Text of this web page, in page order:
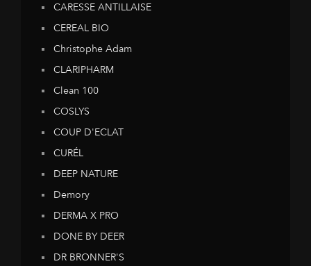
CARESSE ANTILLAISE
CEREAL BIO
Christophe Adam
CLARIPHARM
Clean 100
COSLYS
COUP D'ECLAT
CURÉL
DEEP NATURE
Demory
DERMA X PRO
DONE BY DEER
DR BRONNER'S